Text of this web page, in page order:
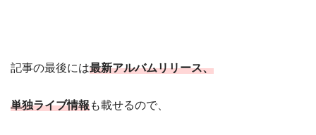
記事の最後には最新アルバムリリース、
単独ライブ情報も載せるので、